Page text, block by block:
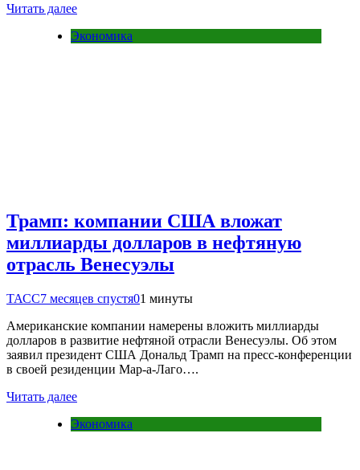
Читать далее
Экономика
Трамп: компании США вложат
миллиарды долларов в нефтяную
отрасль Венесуэлы
ТАСС7 месяцев спустя01 минуты
Американские компании намерены вложить миллиарды
долларов в развитие нефтяной отрасли Венесуэлы. Об этом
заявил президент США Дональд Трамп на пресс-конференции
в своей резиденции Мар-а-Лаго….
Читать далее
Экономика